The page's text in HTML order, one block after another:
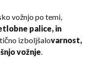
vožnjo po temi,
palice, in
izboljšalovarnost,
vožnje.